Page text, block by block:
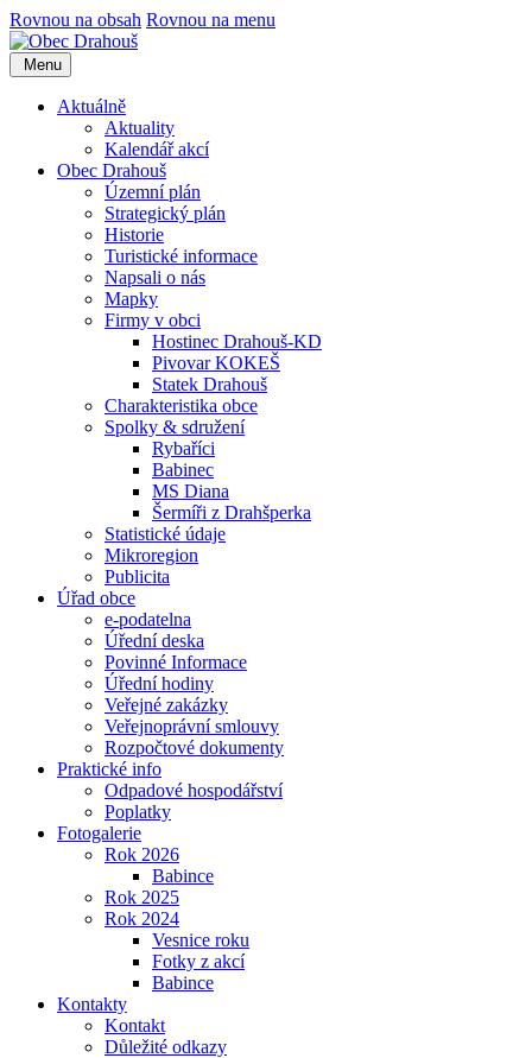
Rovnou na obsah Rovnou na menu
Menu
Aktuálně
Aktuality
Kalendář akcí
Obec Drahouš
Územní plán
Strategický plán
Historie
Turistické informace
Napsali o nás
Mapky
Firmy v obci
Hostinec Drahouš-KD
Pivovar KOKEŠ
Statek Drahouš
Charakteristika obce
Spolky & sdružení
Rybaříci
Babinec
MS Diana
Šermíři z Drahšperka
Statistické údaje
Mikroregion
Publicita
Úřad obce
e-podatelna
Úřední deska
Povinné Informace
Úřední hodiny
Veřejné zakázky
Veřejnoprávní smlouvy
Rozpočtové dokumenty
Praktické info
Odpadové hospodářství
Poplatky
Fotogalerie
Rok 2026
Babince
Rok 2025
Rok 2024
Vesnice roku
Fotky z akcí
Babince
Kontakty
Kontakt
Důležité odkazy